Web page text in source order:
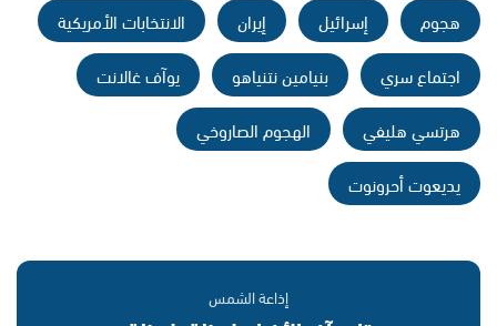
هجوم إسرائيل إيران
الانتخابات الأمريكية
اجتماع سري
بنيامين نتنياهو
يوآف غالانت
هرتسي هليفي
الهجوم الصاروخي
يديعوت أحرونوت
إذاعة الشمس